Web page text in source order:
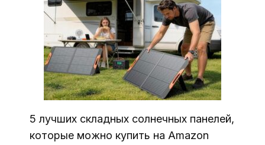
5 лучших складных солнечных панелей,
которые можно купить на Amazon